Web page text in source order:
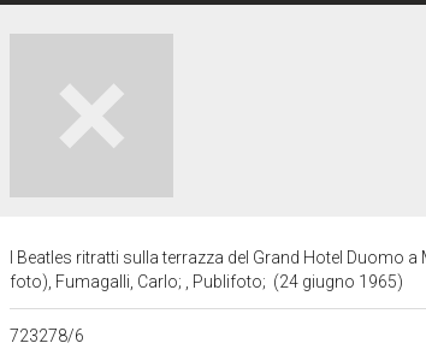
I Beatles ritratti sulla terrazza del Grand Hotel Duomo
foto), Fumagalli, Carlo; , Publifoto; (24 giugno 1965)
723278/6